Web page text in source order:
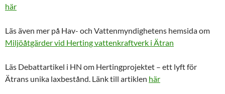
här
Läs även mer på Hav- och Vattenmyndighetens hemsida om
Miljöåtgärder vid Herting vattenkraftverk i Ätran
Läs Debattartikel i HN om Hertingprojektet – ett lyft för
Ätrans unika laxbestånd. Länk till artiklen här